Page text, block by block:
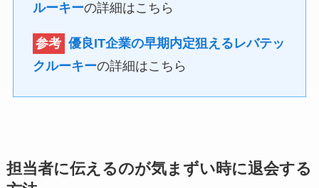
ルーキーの詳細はこちら
参考 優良IT企業の早期内定狙えるレバテッ
クルーキーの詳細はこちら
担当者に伝えるのが気まずい時に退会する